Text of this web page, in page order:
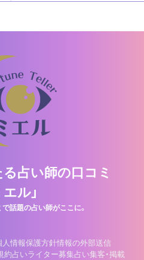
占い師の口コミ
エル」
話題の占い師がここに。
人情報保護方針情報の外部送信
約占いライター募集占い集客・掲載